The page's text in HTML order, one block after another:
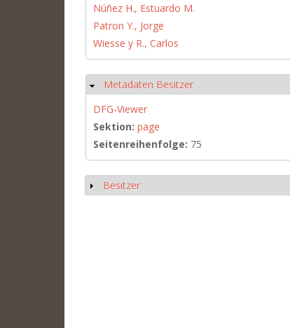
Núñez H., Estuardo M.
Patron Y., Jorge
Wiesse y R., Carlos
Ausblenden
Metadaten Besitzer
DFG-Viewer
Sektion: page
Seitenreihenfolge: 75
Anzeigen
Besitzer